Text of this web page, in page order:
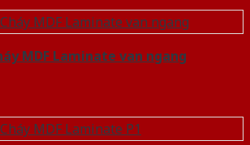
MDF Laminate van ngang